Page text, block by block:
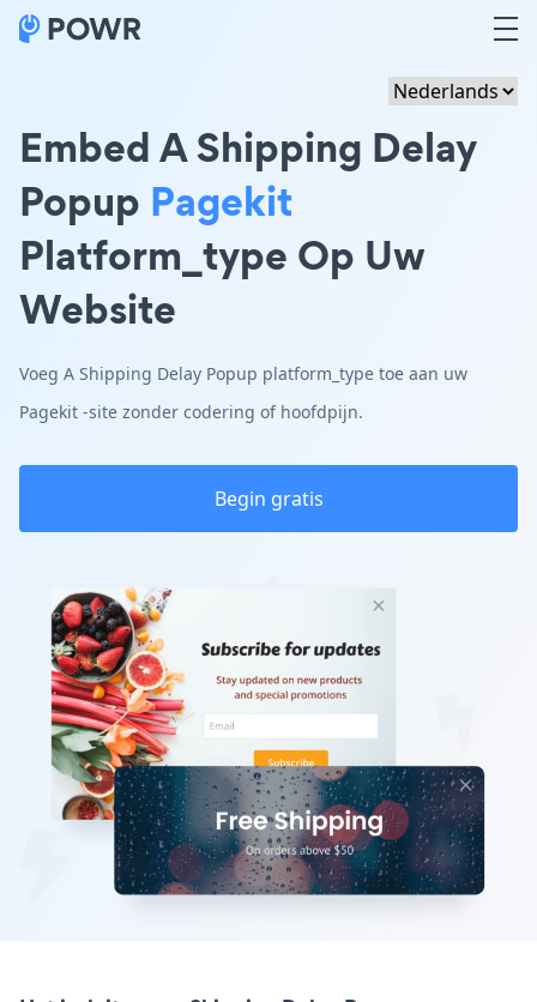
Embed A Shipping Delay
Popup Pagekit
Platform_type Op Uw
Website
Voeg A Shipping Delay Popup platform_type toe aan uw
Pagekit -site zonder codering of hoofdpijn.
Begin gratis